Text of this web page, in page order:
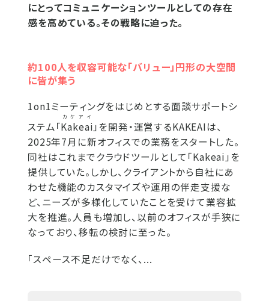
にとってコミュニケーションツールとしての存在
感を高めている。その戦略に迫った。
約100人を収容可能な「バリュー」円形の大空間
に皆が集う
1on1ミーティングをはじめとする面談サポートシ
ステム「Kakeai
カケアイ
」を開発・運営するKAKEAIは、
2025年7月に新オフィスでの業務をスタートした。
同社はこれまでクラウドツールとして「Kakeai」を
提供していた。しかし、クライアントから自社にあ
わせた機能のカスタマイズや運用の伴走支援な
ど、ニーズが多様化していたことを受けて業容拡
大を推進。人員も増加し、以前のオフィスが手狭に
なっており、移転の検討に至った。
「スペース不足だけでなく、...